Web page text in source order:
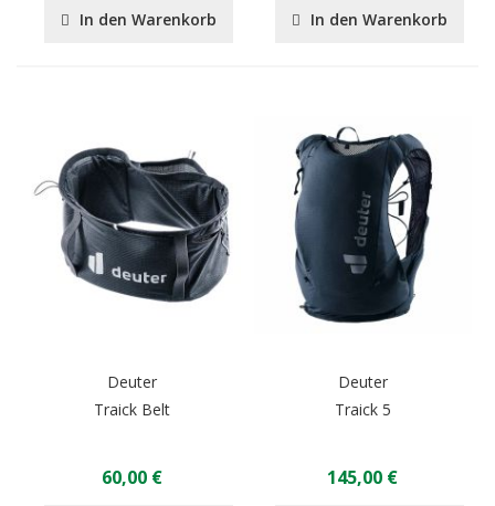
In den Warenkorb In den Warenkorb
Deuter
Traick Belt
60,00 €
Deuter
Traick 5
145,00 €